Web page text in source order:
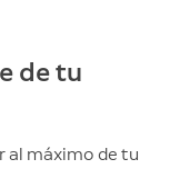
de tu
al máximo de tu